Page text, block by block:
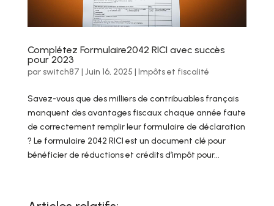
Complétez Formulaire2042 RICI avec succès
pour 2023
par switch87 | Juin 16, 2025 | Impôts et fiscalité
Savez-vous que des milliers de contribuables français
manquent des avantages fiscaux chaque année faute
de correctement remplir leur formulaire de déclaration
? Le formulaire 2042 RICI est un document clé pour
bénéficier de réductions et crédits d’impôt pour...